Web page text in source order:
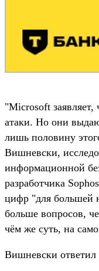
"Microsoft
атаки. Но они
лишь половину
Вишневски,
информационной
разработчика
цифр "для большей
больше вопросов,
чём же суть, на
Вишневски ответил